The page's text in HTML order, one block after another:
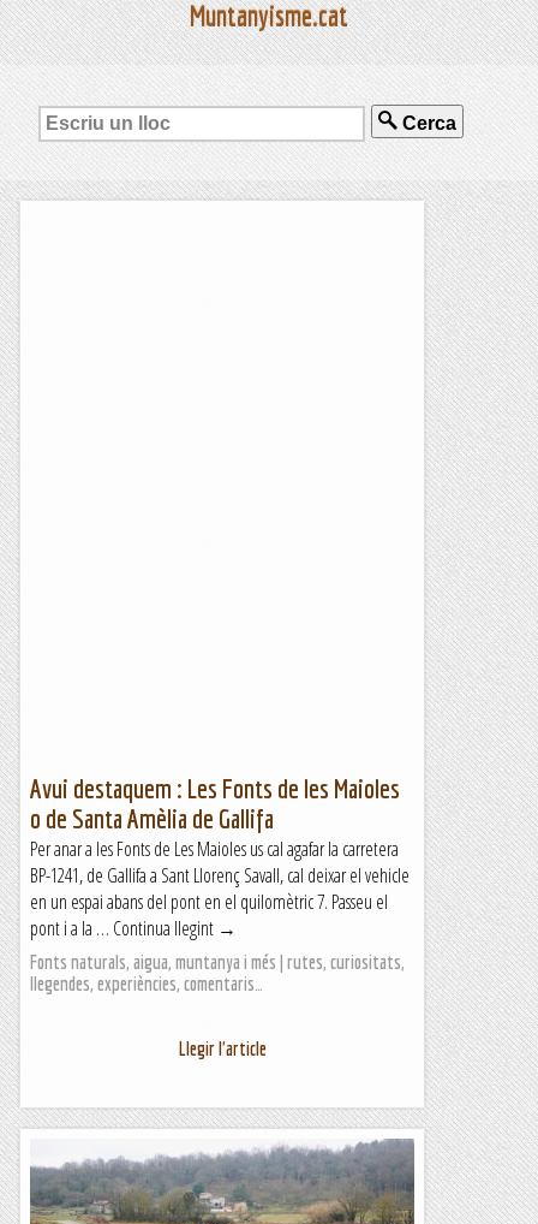
Muntanyisme.cat
Cerca
Avui destaquem : Les Fonts de les Maioles
o de Santa Amèlia de Gallifa
Per anar a les Fonts de Les Maioles us cal agafar la carretera
BP-1241, de Gallifa a Sant Llorenç Savall, cal deixar el vehicle
en un espai abans del pont en el quilomètric 7. Passeu el
pont i a la … Continua llegint →
Fonts naturals, aigua, muntanya i més | rutes, curiositats,
llegendes, experiències, comentaris…
Llegir l'article